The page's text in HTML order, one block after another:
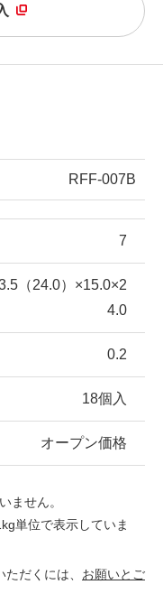
RFF-007B
7
（24.0）×15.0×2
4.0
0.2
18個入
オープン価格
ません。
単位で表示していま
だくには、 お願いとご